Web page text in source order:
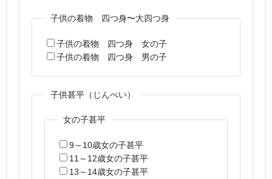
子供の着物 四つ身〜大四つ身
子供の着物 四つ身 女の子
子供の着物 四つ身 男の子
子供甚平（じんべい）
女の子甚平
9～10歳女の子甚平
11～12歳女の子甚平
13～14歳女の子甚平